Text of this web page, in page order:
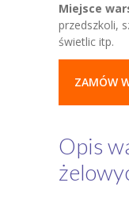
Miejsce
przedszkoli,
świetlic itp.
ZAMÓW
Opis